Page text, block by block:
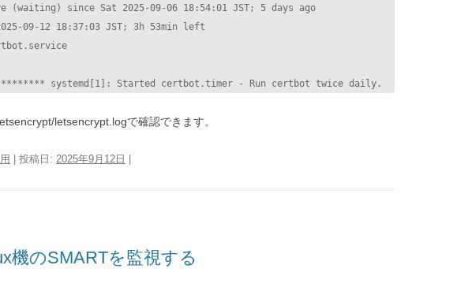
systemd[1]: Started certbot.timer - Run certbot twice daily.
letsencrypt.logで確認できます。
| 投稿日: 2025年9月12日
機のSMARTを監視する